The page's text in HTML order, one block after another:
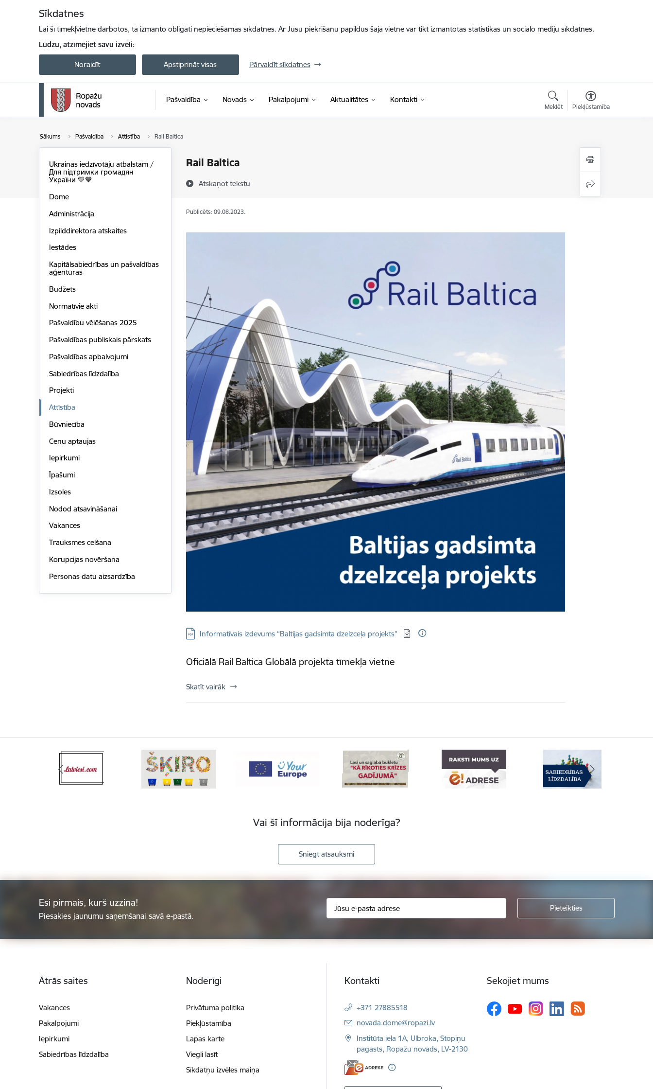
Sīkdatnes
Lai šī tīmekļvietne darbotos, tā izmanto obligāti nepieciešamās sīkdatnes. Ar Jūsu piekrišanu papildus šajā vietnē var tikt izmantotas statistikas un sociālo mediju sīkdatnes.
Lūdzu, atzīmējiet savu izvēli:
Noraidīt Apstiprināt visas Pārvaldīt sīkdatnes
Pašvaldība Novads Pakalpojumi Aktualitātes Kontakti
Meklēt Piekļūstamība
Sākums Pašvaldība Attīstība Rail Baltica
Rail Baltica
Atskaņot tekstu
Ukrainas iedzīvotāju atbalstam /
Для підтримки громадян
України 💛💙
Dome
Administrācija
Izpilddirektora atskaites
Iestādes
Kapitālsabiedrības un pašvaldības
aģentūras
Budžets
Normatīvie akti
Pašvaldību vēlēšanas 2025
Pašvaldības publiskais pārskats
Pašvaldības apbalvojumi
Sabiedrības līdzdalība
Projekti
Attīstība
Būvniecība
Cenu aptaujas
Iepirkumi
Īpašumi
Izsoles
Nodod atsavināšanai
Vakances
Trauksmes celšana
Korupcijas novēršana
Personas datu aizsardzība
Publicēts: 09.08.2023.
Lejupielādēt:
Informatīvais izdevums “Baltijas gadsimta dzelzceļa projekts”
Oficiālā Rail Baltica Globālā projekta tīmekļa vietne
Skatīt vairāk
Vai šī informācija bija noderīga?
Sniegt atsauksmi
Esi pirmais, kurš uzzina!
Piesakies jaunumu saņemšanai savā e-pastā.
Ātrās saites
Vakances
Pakalpojumi
Iepirkumi
Sabiedrības līdzdalība
Noderīgi
Privātuma politika
Piekļūstamība
Lapas karte
Viegli lasīt
Sīkdatņu izvēles maiņa
Kontakti
+371 27885518
E-pasts:
novada.dome@ropazi.lv
Institūta iela 1A, Ulbroka, Stopiņu
pagasts, Ropažu novads, LV-2130
Sekojiet mums